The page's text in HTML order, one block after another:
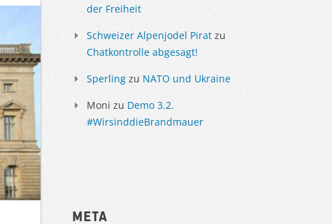
der Freiheit
Schweizer Alpenjodel Pirat zu
Chatkontrolle abgesagt!
Sperling zu NATO und Ukraine
Moni zu Demo 3.2.
#WirsinddieBrandmauer
Meta